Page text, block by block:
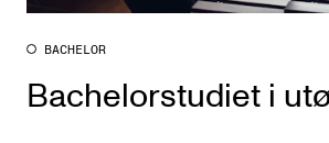
BACHELOR
Bachelorstudiet i